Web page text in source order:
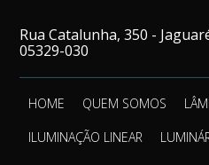
Rua Catalunha, 350 -
05329-030
HOME QUEM SOMOS
ILUMINAÇÃO LINEAR